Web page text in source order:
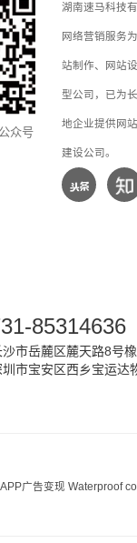
众号
湖南速马科技
网络营销服务
站制作、网站
型公司，已为
地企业提供网
建设公司。
85314636
市岳麓区麓天路8号
市宝安区西乡宝运达
APP广告变现 Waterproof